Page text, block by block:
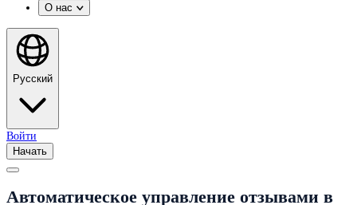
О нас
Русский
Войти
Начать
Автоматическое управление отзывами в